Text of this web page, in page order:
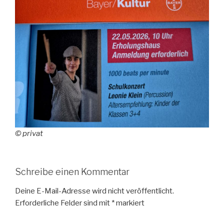
© privat
Schreibe einen Kommentar
Deine E-Mail-Adresse wird nicht veröffentlicht.
Erforderliche Felder sind mit *markiert